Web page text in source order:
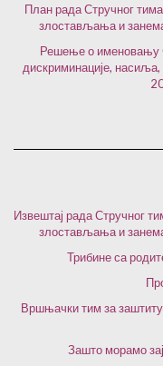
План рада Стручног
злостављања и
Решење о именовању
дискриминације,
Извештај рада Стручног
злостављања и
Трибине са
Вршњачки тим за
Зашто морамо